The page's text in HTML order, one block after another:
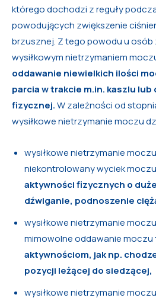
którego dochodzi z reguły
powodujących zwiększenie
brzusznej. Z tego powodu u osób
wysiłkowym nietrzymaniem
oddawanie niewielkich ilości
parcia w trakcie m.in. kaszlu lub
fizycznej.W zależności od
wysiłkowe nietrzymanie moczu
wysiłkowe nietrzymanie moczu
niekontrolowany wyciek
aktywności fizycznych o
dźwiganie, podnoszenie
wysiłkowe nietrzymanie moczu
mimowolne oddawanie moczu
aktywnościom, jak np.
pozycji leżącej do siedzącej,
wysiłkowe nietrzymanie moczu